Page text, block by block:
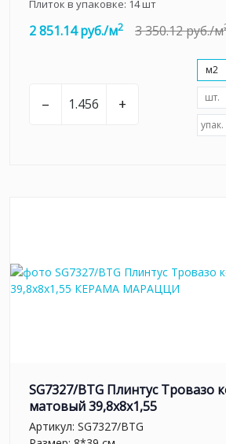
Плиток в упаковке: 14шт
2 851.14 руб./м2 3 350.12 руб./м
– +
м2
шт.
упак.
SG7327/BTG Плинтус Тровазо
матовый 39,8x8x1,55
Артикул: SG7327/BTG